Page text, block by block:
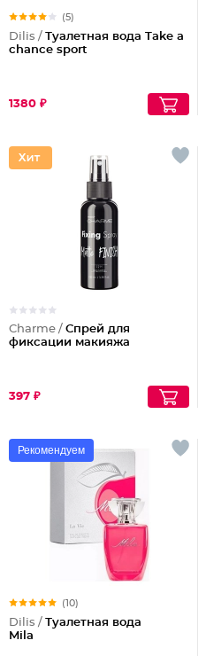
(5)
Dilis / Туалетная вода Take a
chance sport
1380 ₽
Charme / Спрей для
фиксации макияжа
397 ₽
Рекомендуем
(10)
Dilis / Туалетная вода
Mila